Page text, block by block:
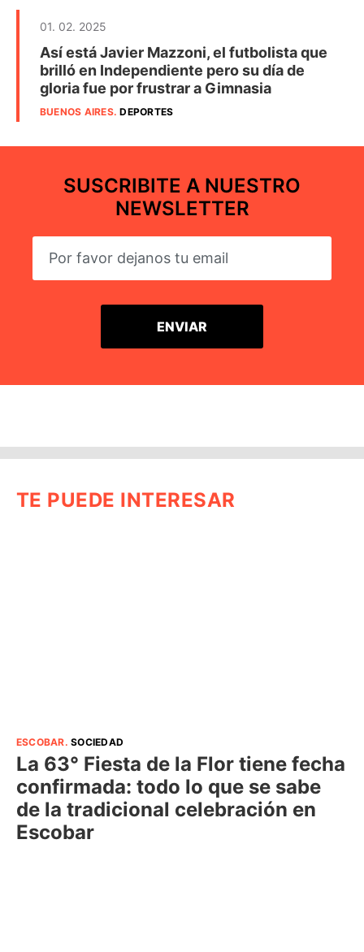
01. 02. 2025
Así está Javier Mazzoni, el futbolista que
brilló en Independiente pero su día de
gloria fue por frustrar a Gimnasia
BUENOS AIRES.DEPORTES
SUSCRIBITE A NUESTRO
NEWSLETTER
TE PUEDE INTERESAR
ESCOBAR.SOCIEDAD
La 63° Fiesta de la Flor tiene fecha
confirmada: todo lo que se sabe
de la tradicional celebración en
Escobar